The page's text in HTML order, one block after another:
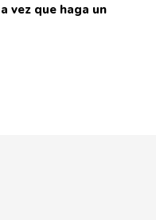
vez que haga un